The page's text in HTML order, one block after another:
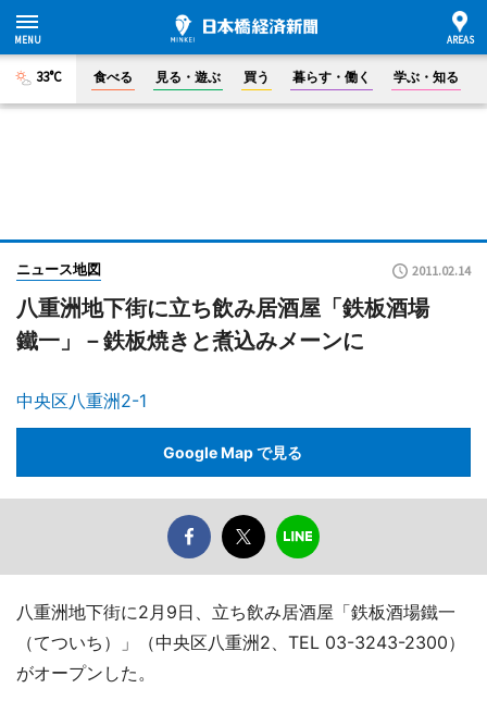
33°C 食べる 見る・遊ぶ 買う 暮らす・働く 学ぶ・知る
ニュース地図 2011.02.14
八重洲地下街に立ち飲み居酒屋「鉄板酒場
鐵一」－鉄板焼きと煮込みメーンに
中央区八重洲2-1
Google Map で見る
八重洲地下街に2月9日、立ち飲み居酒屋「鉄板酒場鐵一
（てついち）」（中央区八重洲2、TEL 03-3243-2300）
がオープンした。